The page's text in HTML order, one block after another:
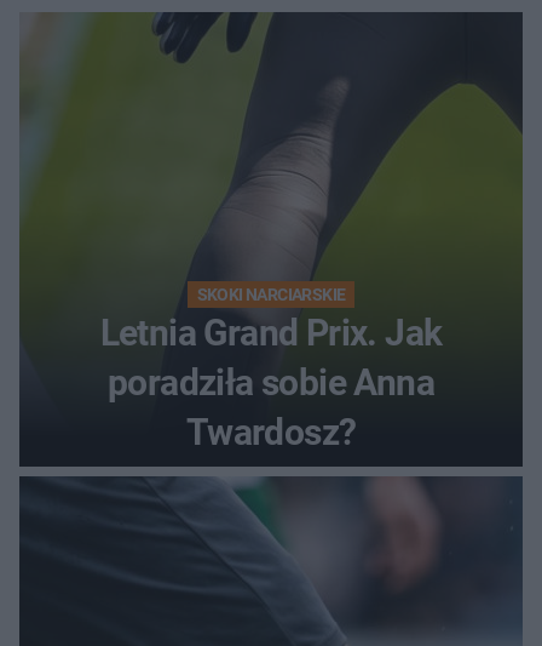
SKOKI NARCIARSKIE
Letnia Grand Prix. Jak
poradziła sobie Anna
Twardosz?